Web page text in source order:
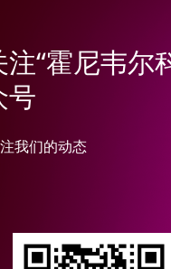
“霍尼韦尔
号
我们的动态